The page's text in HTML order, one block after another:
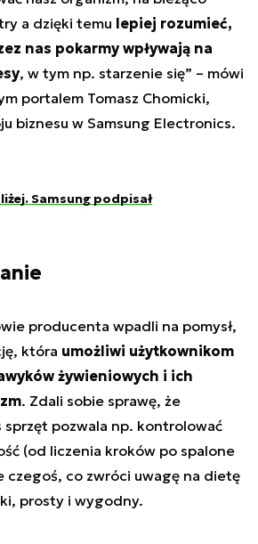
a dzięki temu lepiej rozumieć,
nas pokarmy wpływają na
, w tym np. starzenie się” – mówi
portalem Tomasz Chomicki,
biznesu w Samsung Electronics.
Samsung podpisał
producenta wpadli na pomysł,
która umożliwi użytkownikom
żywieniowych i ich
. Zdali sobie sprawę, że
pozwala np. kontrolować
(od liczenia kroków po spalone
czegoś, co zwróci uwagę na dietę
prosty i wygodny.